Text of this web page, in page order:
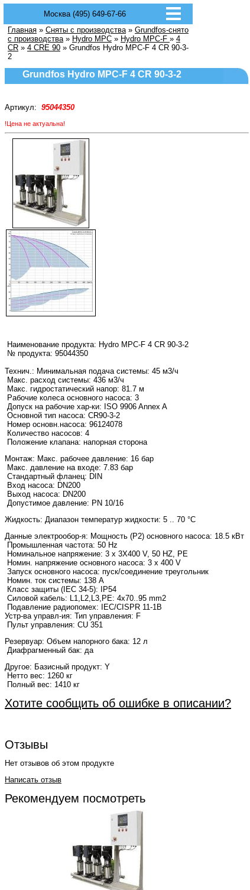
Москва (495) 649-67-66
Главная » Сняты с производства» Grundfos-снято
с производства» Hydro MPC » Hydro MPC-F » 4
CR » 4 CRE 90 » Grundfos Hydro MPC-F 4 CR 90-3-
2
Grundfos Hydro MPC-F 4 CR 90-3-2
Артикул: 95044350
!Цена не актуальна!
Наименование продукта: Hydro MPC-F 4 CR 90-3-2
№ продукта: 95044350
Технич.: Минимальная подача системы: 45 м3/ч
Макс. расход системы: 436 м3/ч
Макс. гидростатический напор: 81.7 м
Рабочие колеса основного насоса: 3
Допуск на рабочие хар-ки: ISO 9906 Annex A
Основной тип насоса: CR90-3-2
Номер основн.насоса: 96124078
Количество насосов: 4
Положение клапана: напорная сторона
Монтаж: Макс. рабочее давление: 16 бар
Макс. давление на входе: 7.83 бар
Стандартный фланец: DIN
Вход насоса: DN200
Выход насоса: DN200
Допустимое давление: PN 10/16
Жидкость: Диапазон температур жидкости: 5 .. 70 °C
Данные электрообор-я: Мощность (Р2) основного насоса: 18.5 кВт
Промышленная частота: 50 Hz
Номинальное напряжение: 3 x 3X400 V, 50 HZ, PE
Номин. напряжение основного насоса: 3 x 400 V
Запуск основного насоса: пуск/соединение треугольник
Номин. ток системы: 138 A
Класс защиты (IEC 34-5): IP54
Силовой кабель: L1,L2,L3,PE: 4x70..95 mm2
Подавление радиопомех: IEC/CISPR 11-1B
Устр-ва управл-ия: Тип управления: F
Пульт управления: CU 351
Резервуар: Объем напорного бака: 12 л
Диафрагменный бак: да
Другое: Базисный продукт: Y
Нетто вес: 1260 кг
Полный вес: 1410 кг
Хотите сообщить об ошибке в описании?
Отзывы
Нет отзывов об этом продукте
Написать отзыв
Рекомендуем посмотреть